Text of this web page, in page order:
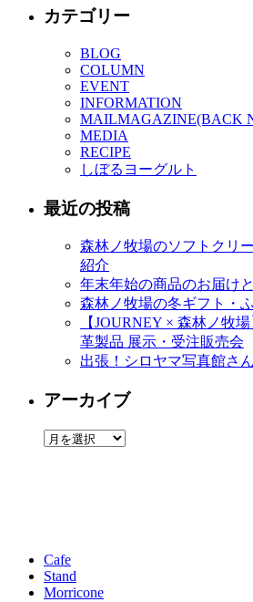
カテゴリー
BLOG
COLUMN
EVENT
INFORMATION
MAILMAGAZINE(BACK
MEDIA
RECIPE
しぼるヨーグルト
最近の投稿
森林ノ牧場のソフトクリ
紹介
年末年始の商品のお届け
森林ノ牧場の冬ギフト・
【JOURNEY × 森林ノ牧
革製品 展示・受注販売会
出張！シロヤマ写真館さ
アーカイブ
ア
Cafe
Stand
Morricone